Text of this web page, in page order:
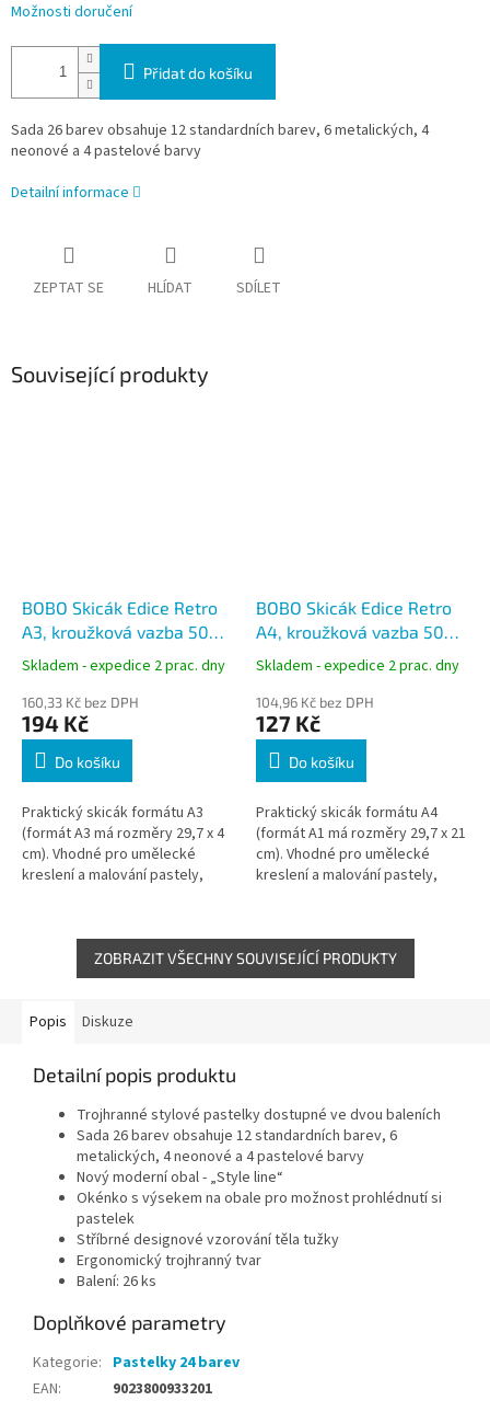
Možnosti doručení
Přidat do košíku
Sada 26 barev obsahuje 12 standardních barev, 6 metalických, 4
neonové a 4 pastelové barvy
Detailní informace
ZEPTAT SE HLÍDAT SDÍLET
Související produkty
BOBO Skicák Edice Retro
A3, kroužková vazba 50
listů
Skladem - expedice 2 prac. dny
160,33 Kč bez DPH
194 Kč
Do košíku
Praktický skicák formátu A3
(formát A3 má rozměry 29,7 x 4
cm). Vhodné pro umělecké
kreslení a malování pastely,
BOBO Skicák Edice Retro
A4, kroužková vazba 50
listů
Skladem - expedice 2 prac. dny
104,96 Kč bez DPH
127 Kč
Do košíku
Praktický skicák formátu A4
(formát A1 má rozměry 29,7 x 21
cm). Vhodné pro umělecké
kreslení a malování pastely,
ZOBRAZIT VŠECHNY SOUVISEJÍCÍ PRODUKTY
Popis Diskuze
Detailní popis produktu
Trojhranné stylové pastelky dostupné ve dvou baleních
Sada 26 barev obsahuje 12 standardních barev, 6
metalických, 4 neonové a 4 pastelové barvy
Nový moderní obal - „Style line“
Okénko s výsekem na obale pro možnost prohlédnutí si
pastelek
Stříbrné designové vzorování těla tužky
Ergonomický trojhranný tvar
Balení: 26 ks
Doplňkové parametry
Kategorie: Pastelky 24 barev
EAN: 9023800933201